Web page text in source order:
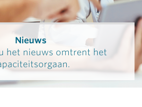
Nieuws
het nieuws omtrent het